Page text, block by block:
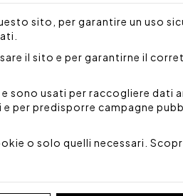
sito, per garantire un uso
il sito e per garantirne il
sono usati per raccogliere dati
per predisporre campagne
o solo quelli necessari.
DI LUSSO E
, un luogo dedicato al
e accogliente
,
giornaliere.
per arredare al meglio
, realizzati
d'arredo perfetti per